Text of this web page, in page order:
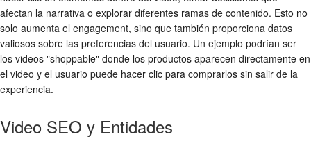
afectan la narrativa o explorar diferentes ramas de contenido. Esto no
solo aumenta el engagement, sino que también proporciona datos
valiosos sobre las preferencias del usuario. Un ejemplo podrían ser
los videos "shoppable" donde los productos aparecen directamente en
el video y el usuario puede hacer clic para comprarlos sin salir de la
experiencia.
Video SEO y Entidades